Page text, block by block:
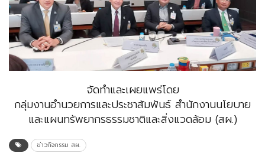
จัดทำและเผยแพร่โดย
กลุ่มงานอำนวยการและประชาสัมพันธ์ สำนักงานนโยบาย
และแผนทรัพยากรธรรมชาติและสิ่งแวดล้อม (สผ.)
ข่าวกิจกรรม สผ.